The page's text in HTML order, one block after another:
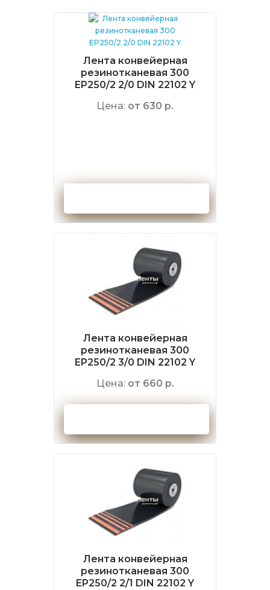
Лента конвейерная
резинотканевая 300
EP250/2 2/0 DIN 22102 Y
Цена: от 630 р.
Лента конвейерная
резинотканевая 300
EP250/2 3/0 DIN 22102 Y
Цена: от 660 р.
Лента конвейерная
резинотканевая 300
EP250/2 2/1 DIN 22102 Y